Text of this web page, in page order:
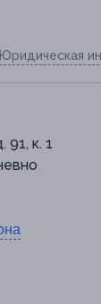
Юридическая
91, к. 1